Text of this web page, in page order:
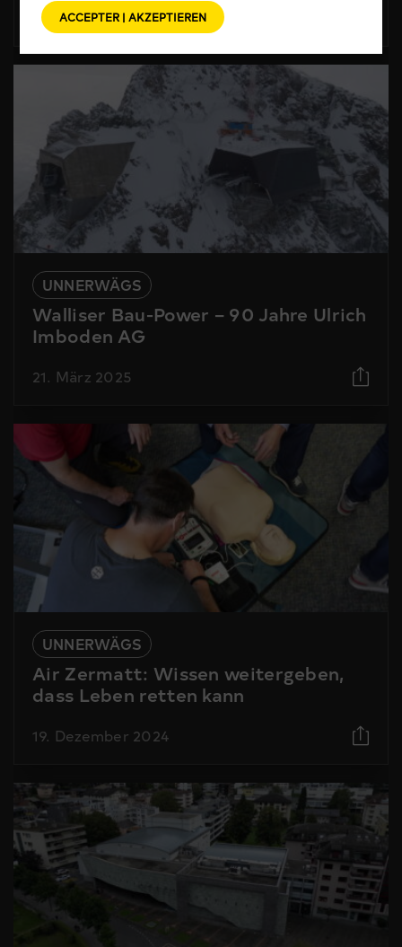
16. April 2025
UNNERWÄGS
Walliser Bau-Power – 90 Jahre Ulrich
Imboden AG
21. März 2025
UNNERWÄGS
Air Zermatt: Wissen weitergeben,
dass Leben retten kann
19. Dezember 2024
ACCEPTER | AKZEPTIEREN